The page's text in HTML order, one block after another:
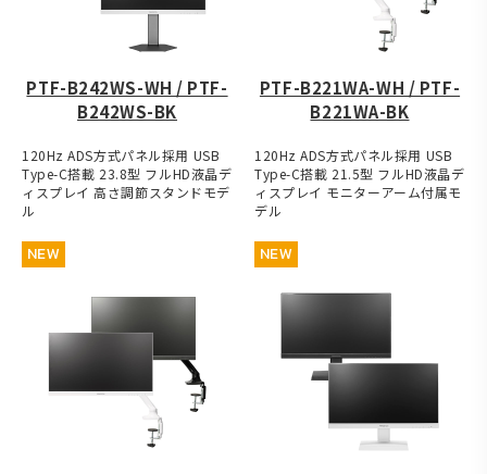
PTF-B242WS-WH / PTF-
B242WS-BK
120Hz ADS方式パネル採用 USB
Type-C搭載 23.8型 フルHD液晶デ
ィスプレイ 高さ調節スタンドモデ
ル
PTF-B221WA-WH / PTF-
B221WA-BK
120Hz ADS方式パネル採用 USB
Type-C搭載 21.5型 フルHD液晶デ
ィスプレイ モニターアーム付属モ
デル
NEW NEW